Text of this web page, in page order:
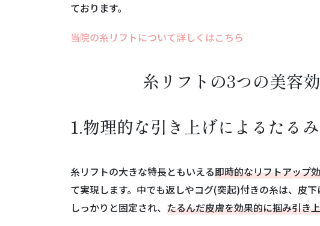
ております。
当院の糸リフトについて詳しくはこちら
糸リフトの3つの美容
1.物理的な引き上げによるたる
糸リフトの大きな特長ともいえる即時的なリフトアップ
て実現します。中でも返しやコグ(突起)付きの糸は、皮
しっかりと固定され、 たるんだ皮膚を効果的に掴み引き